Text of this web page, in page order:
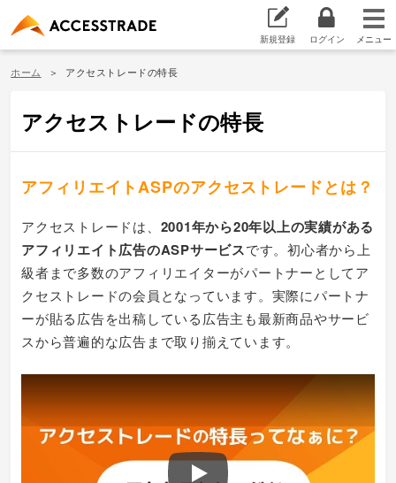
新規登録 ログイン
ホーム アクセストレードの特長
アクセストレードの特長
アフィリエイトASPのアクセストレードとは？
アクセストレードは、 2001年から20年以上の実績がある
アフィリエイト広告のASPサービスです。初心者から上
級者まで多数のアフィリエイターがパートナーとしてア
クセストレードの会員となっています。実際にパートナ
ーが貼る広告を出稿している広告主も最新商品やサービ
スから普遍的な広告まで取り揃えています。